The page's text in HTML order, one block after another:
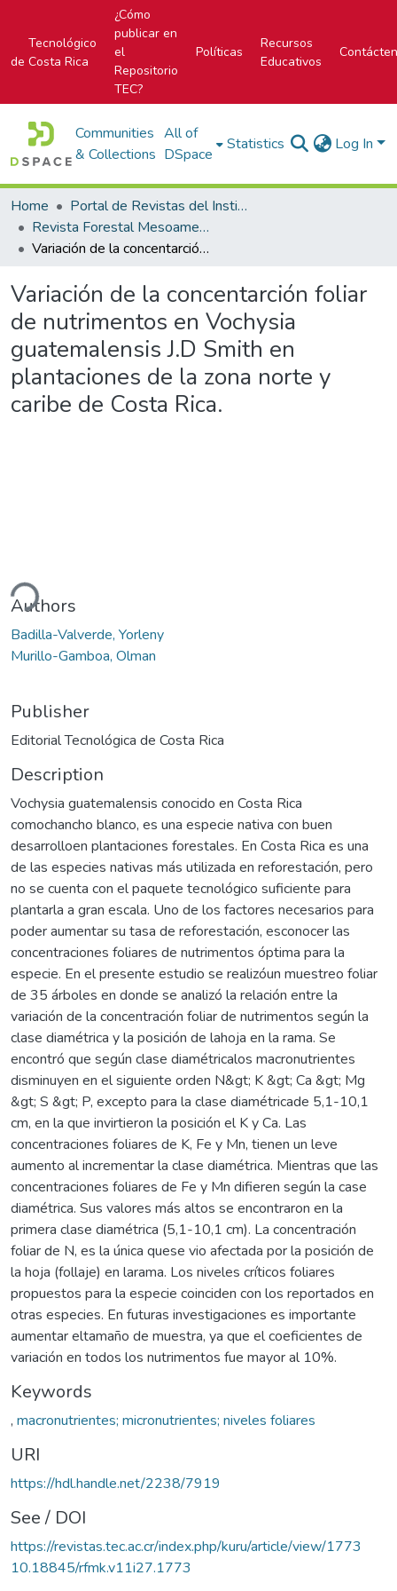
Tecnológico
de Costa Rica
¿Cómo
publicar en
el
Repositorio
TEC?
Políticas
Recursos
Educativos
Communities
& Collections
All of
DSpace
Statistics Log In
Home
Portal de Revistas del Instituto Tecnológico de Costa Rica
Revista Forestal Mesoamericana Kurú
Variación de la concentarción foliar de nutrimentos en Vochysia guatemalensis J.D Smith en plantaciones de la zona norte y caribe de Costa Rica.
Variación de la concentarción foliar
de nutrimentos en Vochysia
guatemalensis J.D Smith en
plantaciones de la zona norte y
caribe de Costa Rica.
Authors
Badilla-Valverde, Yorleny
Murillo-Gamboa, Olman
Publisher
Editorial Tecnológica de Costa Rica
Description
Vochysia guatemalensis conocido en Costa Rica
comochancho blanco, es una especie nativa con buen
desarrolloen plantaciones forestales. En Costa Rica es una
de las especies nativas más utilizada en reforestación, pero
no se cuenta con el paquete tecnológico suficiente para
plantarla a gran escala. Uno de los factores necesarios para
poder aumentar su tasa de reforestación, esconocer las
concentraciones foliares de nutrimentos óptima para la
especie. En el presente estudio se realizóun muestreo foliar
de 35 árboles en donde se analizó la relación entre la
variación de la concentración foliar de nutrimentos según la
clase diamétrica y la posición de lahoja en la rama. Se
encontró que según clase diamétricalos macronutrientes
disminuyen en el siguiente orden N&gt; K &gt; Ca &gt; Mg
&gt; S &gt; P, excepto para la clase diamétricade 5,1-10,1
cm, en la que invirtieron la posición el K y Ca. Las
concentraciones foliares de K, Fe y Mn, tienen un leve
aumento al incrementar la clase diamétrica. Mientras que las
concentraciones foliares de Fe y Mn difieren según la case
diamétrica. Sus valores más altos se encontraron en la
primera clase diamétrica (5,1-10,1 cm). La concentración
foliar de N, es la única quese vio afectada por la posición de
la hoja (follaje) en larama. Los niveles críticos foliares
propuestos para la especie coinciden con los reportados en
otras especies. En futuras investigaciones es importante
aumentar eltamaño de muestra, ya que el coeficientes de
variación en todos los nutrimentos fue mayor al 10%.
Keywords
, macronutrientes; micronutrientes; niveles foliares
URI
https://hdl.handle.net/2238/7919
See / DOI
https://revistas.tec.ac.cr/index.php/kuru/article/view/1773
10.18845/rfmk.v11i27.1773